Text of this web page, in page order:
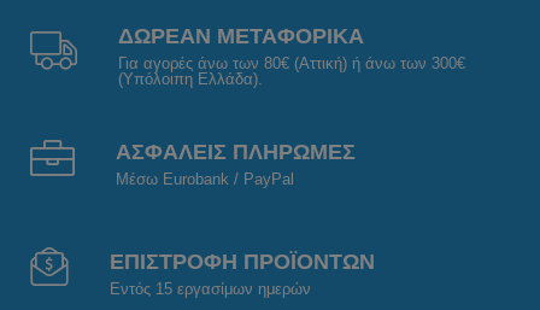
ΔΩΡΕΑΝ ΜΕΤΑΦΟΡΙΚΑ
Για αγορές άνω των 80€ (Αττική) ή άνω των 300€
(Υπόλοιπη Ελλάδα).
ΑΣΦΑΛΕΙΣ ΠΛΗΡΩΜΕΣ
Μέσω Eurobank / PayPal
ΕΠΙΣΤΡΟΦΗ ΠΡΟΪΟΝΤΩΝ
Εντός 15 εργασίμων ημερών